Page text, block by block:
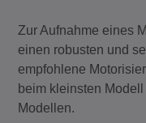
Zur Aufnahme eines
einen robusten und
empfohlene
beim kleinsten
Modellen.